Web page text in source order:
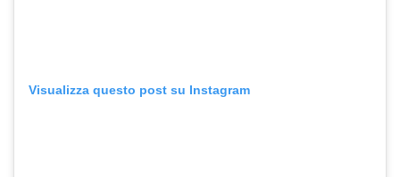
Visualizza questo post su Instagram